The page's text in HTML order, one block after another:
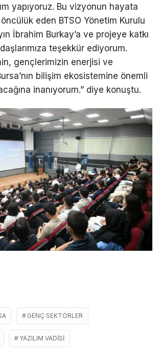
yapıyoruz. Bu vizyonun hayata
eden BTSO Yönetim Kurulu
İbrahim Burkay’a ve projeye katkı
teşekkür ediyorum.
gençlerimizin enerjisi ve
bilişim ekosistemine önemli
inanıyorum.” diye konuştu.
GENÇ SEKTÖRLER
YAZILIM VADISI